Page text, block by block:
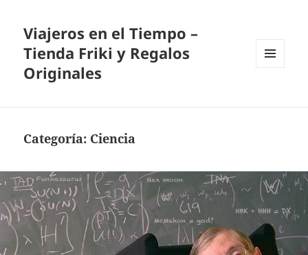
Viajeros en el Tiempo –
Tienda Friki y Regalos
Originales
Categoría: Ciencia